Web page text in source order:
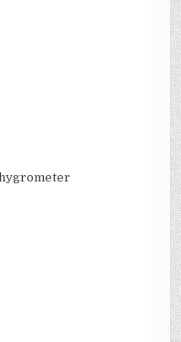
hygrometer